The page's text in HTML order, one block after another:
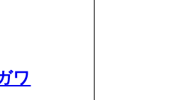
ワ